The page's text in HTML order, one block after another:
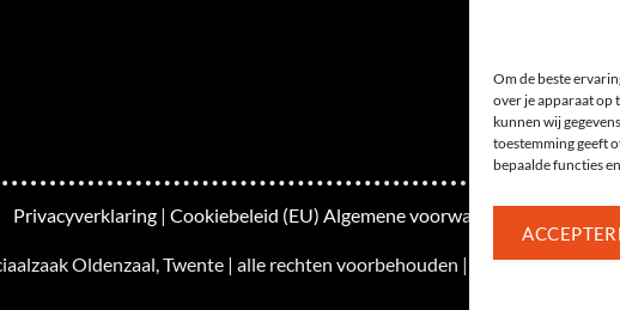
Om de beste
over je apparaat op
kunnen wij
toestemming geeft
bepaalde functies
Privacyverklaring | Cookiebeleid (EU) Algemene voorwaarden
Oldenzaal, Twente | alle rechten voorbehouden | Gerealiseerd